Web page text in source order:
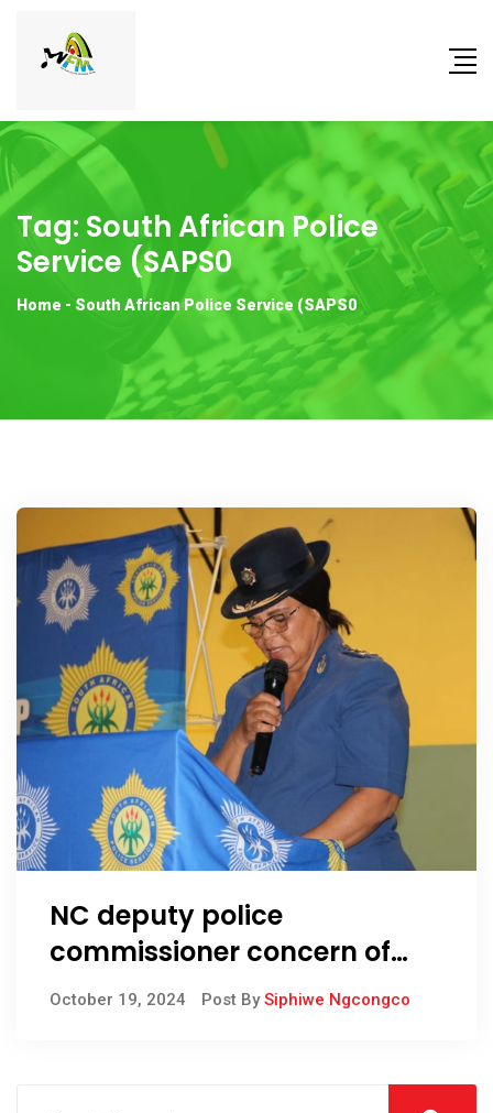
Tag: South African Police
Service (SAPS0
Home - South African Police Service (SAPS0
NC deputy police
commissioner concern of
tuckshops non-compliance
October 19, 2024 Post BySiphiwe Ngcongco